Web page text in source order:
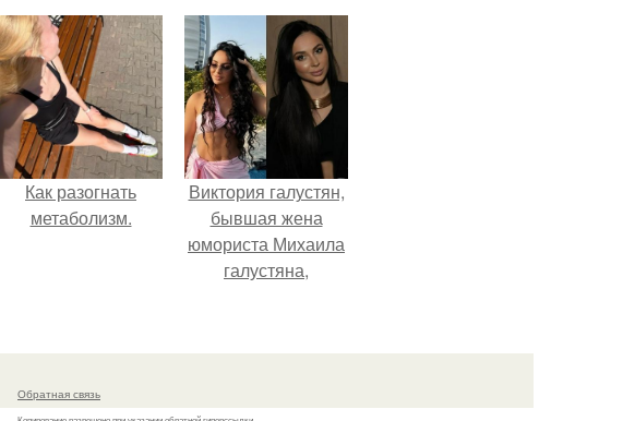
Как разогнать
метаболизм.
Виктория галустян,
бывшая жена
юмориста Михаила
галустяна,
последствиях
Обратная связь